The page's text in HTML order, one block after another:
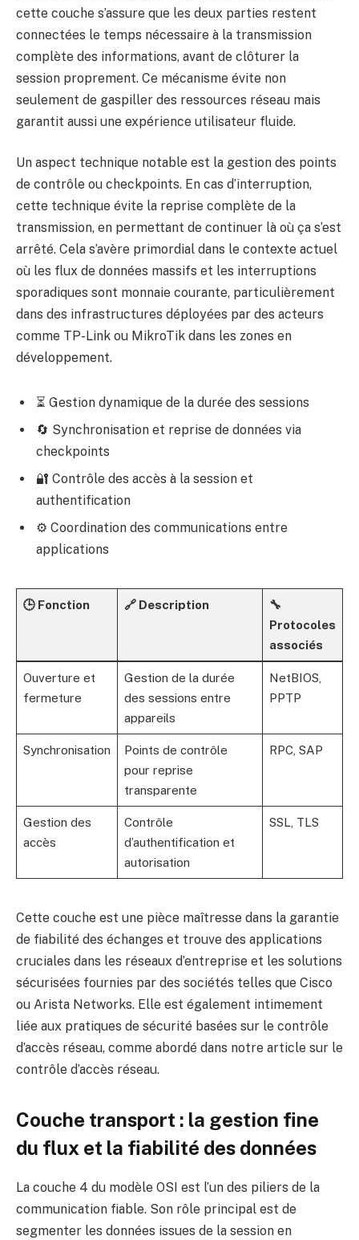
cette couche s’assure que les deux parties restent
connectées le temps nécessaire à la transmission
complète des informations, avant de clôturer la
session proprement. Ce mécanisme évite non
seulement de gaspiller des ressources réseau mais
garantit aussi une expérience utilisateur fluide.
Un aspect technique notable est la gestion des points
de contrôle ou checkpoints. En cas d’interruption,
cette technique évite la reprise complète de la
transmission, en permettant de continuer là où ça s’est
arrêté. Cela s’avère primordial dans le contexte actuel
où les flux de données massifs et les interruptions
sporadiques sont monnaie courante, particulièrement
dans des infrastructures déployées par des acteurs
comme TP-Link ou MikroTik dans les zones en
développement.
⏳ Gestion dynamique de la durée des sessions
🔄 Synchronisation et reprise de données via
checkpoints
🔐 Contrôle des accès à la session et
authentification
⚙️ Coordination des communications entre
applications
🕒 Fonction 🔗 Description
🔧
Protocoles
associés
Ouverture et
fermeture
Gestion de la durée
des sessions entre
appareils
NetBIOS,
PPTP
Synchronisation
Points de contrôle
pour reprise
transparente
RPC, SAP
Gestion des
accès
Contrôle
d’authentification et
autorisation
SSL, TLS
Cette couche est une pièce maîtresse dans la garantie
de fiabilité des échanges et trouve des applications
cruciales dans les réseaux d’entreprise et les solutions
sécurisées fournies par des sociétés telles que Cisco
ou Arista Networks. Elle est également intimement
liée aux pratiques de sécurité basées sur le contrôle
d’accès réseau, comme abordé dans notre article sur le
contrôle d’accès réseau.
Couche transport : la gestion fine
du flux et la fiabilité des données
La couche 4 du modèle OSI est l’un des piliers de la
communication fiable. Son rôle principal est de
segmenter les données issues de la session en